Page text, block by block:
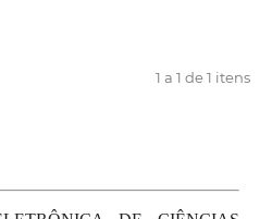
1 a 1 de 1 itens